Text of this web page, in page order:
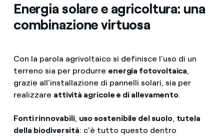
Energia solare e agricoltura: una
combinazione virtuosa
Con la parola agrivoltaico si definisce l’uso di un
terreno sia per produrre energia fotovoltaica,
grazie all’installazione di pannelli solari, sia per
realizzare attività agricole e di allevamento.
Fonti rinnovabili, uso sostenibile del suolo, tutela
della biodiversità: c’è tutto questo dentro